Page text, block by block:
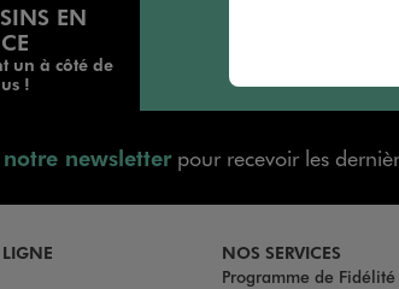
EN
un à côté de
!
newsletterpour recevoir les
NOS SERVICES
Programme de Fidélité